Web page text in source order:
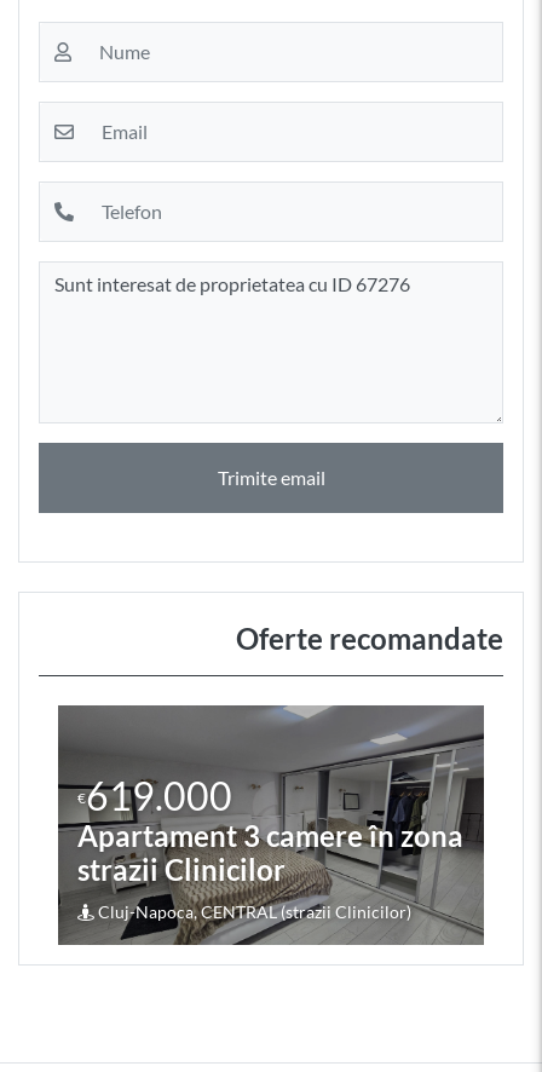
Trimite email
Oferte recomandate
€619.000
Apartament 3 camere în zona
strazii Clinicilor
Cluj-Napoca, CENTRAL (strazii Clinicilor)